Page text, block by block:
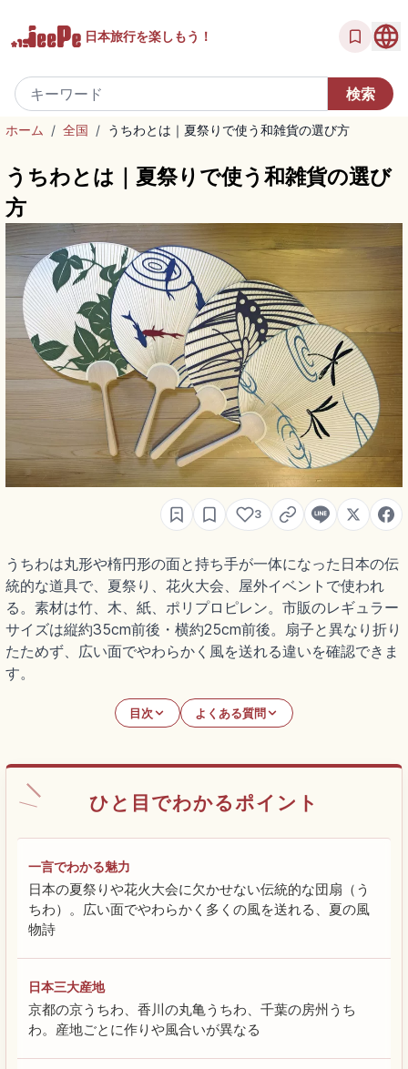
日本旅行を楽しもう！
ホーム / 全国 / うちわとは｜夏祭りで使う和雑貨の選び方
うちわとは｜夏祭りで使う和雑貨の選び
方
3
うちわは丸形や楕円形の面と持ち手が一体になった日本の伝
統的な道具で、夏祭り、花火大会、屋外イベントで使われ
る。素材は竹、木、紙、ポリプロピレン。市販のレギュラー
サイズは縦約35cm前後・横約25cm前後。扇子と異なり折り
たためず、広い面でやわらかく風を送れる違いを確認できま
す。
目次 よくある質問
ひと目でわかるポイント
一言でわかる魅力
日本の夏祭りや花火大会に欠かせない伝統的な団扇（う
ちわ）。広い面でやわらかく多くの風を送れる、夏の風
物詩
日本三大産地
京都の京うちわ、香川の丸亀うちわ、千葉の房州うち
わ。産地ごとに作りや風合いが異なる